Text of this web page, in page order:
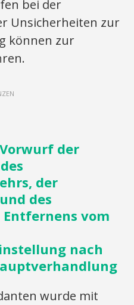
bei der
Unsicherheiten zur
können zur
der
der
des
vom
nach
wurde mit